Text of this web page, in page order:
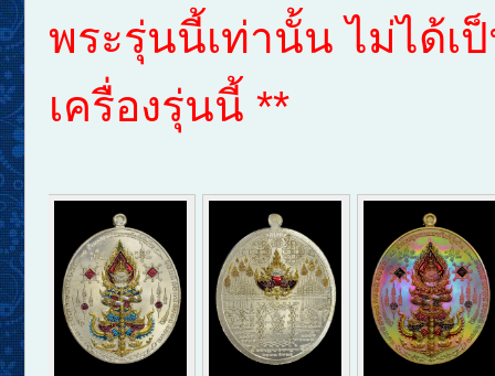
พระรุ่นนี้เท่านั้น ไม่ได้เ
เครื่องรุ่นนี้ **